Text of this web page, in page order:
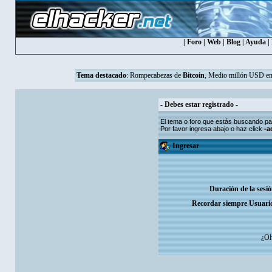
Foro| Web| Blog| Ayuda|
Tema destacado: Rompecabezas de Bitcoin, Medio millón USD
- Debes estar registrado -
El tema o foro que estás buscando
Por favor ingresa abajo o haz click-
Ingresar
Duración de la
Recordar siempre